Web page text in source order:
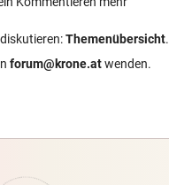
Themenübersicht.
forum@krone.atwenden.